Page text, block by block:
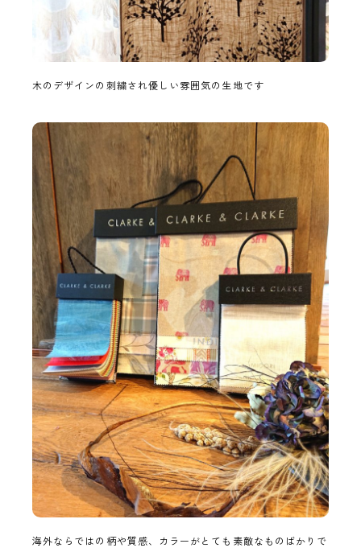
木のデザインの刺繍され優しい雰囲気の生地です
海外ならではの柄や質感、カラーがとても素敵なものばかりで